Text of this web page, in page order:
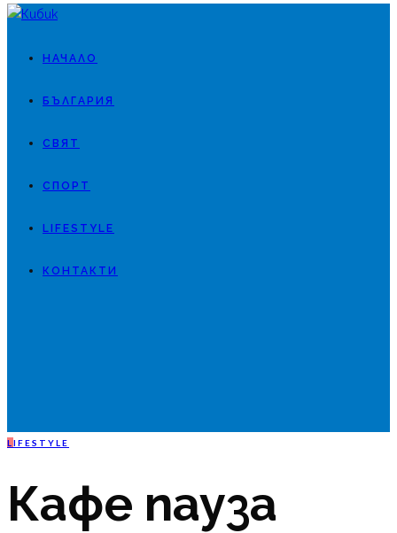
НАЧАЛО
БЪЛГАРИЯ
СВЯТ
СПОРТ
LIFESTYLE
КОНТАКТИ
L IFESTYLE
Кафе пауза